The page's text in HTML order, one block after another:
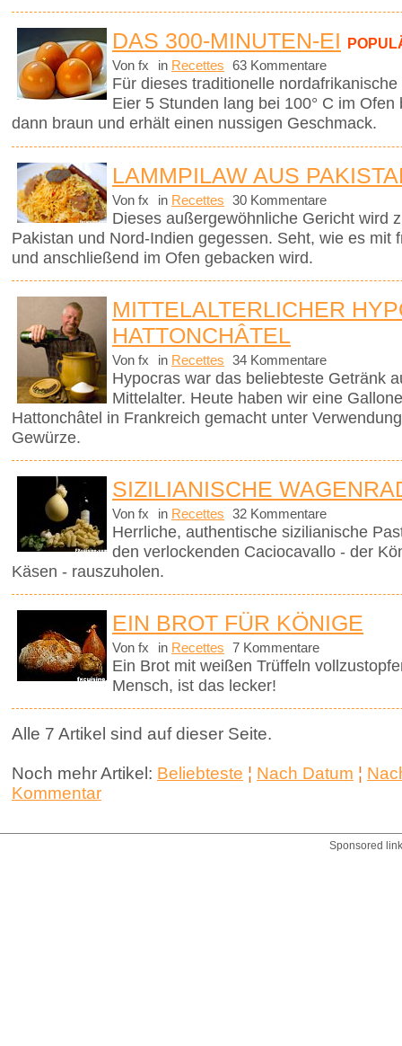
DAS 300-MINUTEN-EI
Von fx in Recettes 63 Kommentare
Für dieses traditionelle
Eier 5 Stunden lang bei 100° C im
dann braun und erhält einen nussigen Geschmack.
LAMMPILAW AUS
Von fx in Recettes 30 Kommentare
Dieses außergewöhnliche Gericht wird
Pakistan und Nord-Indien gegessen. Seht, wie es mit
und anschließend im Ofen gebacken wird.
MITTELALTERLICHER
HATTONCHÂTEL
Von fx in Recettes 34 Kommentare
Hypocras war das beliebteste Getränk
Mittelalter. Heute haben wir eine
Hattonchâtel in Frankreich gemacht unter
Gewürze.
SIZILIANISCHE
Von fx in Recettes 32 Kommentare
Herrliche, authentische sizilianische
den verlockenden Caciocavallo - der
Käsen - rauszuholen.
EIN BROT FÜR KÖNIGE
Von fx in Recettes 7 Kommentare
Ein Brot mit weißen Trüffeln
Mensch, ist das lecker!
Alle 7 Artikel sind auf dieser Seite.
Noch mehr Artikel: Beliebteste ¦ Nach Datum ¦
Kommentar
Sponsored